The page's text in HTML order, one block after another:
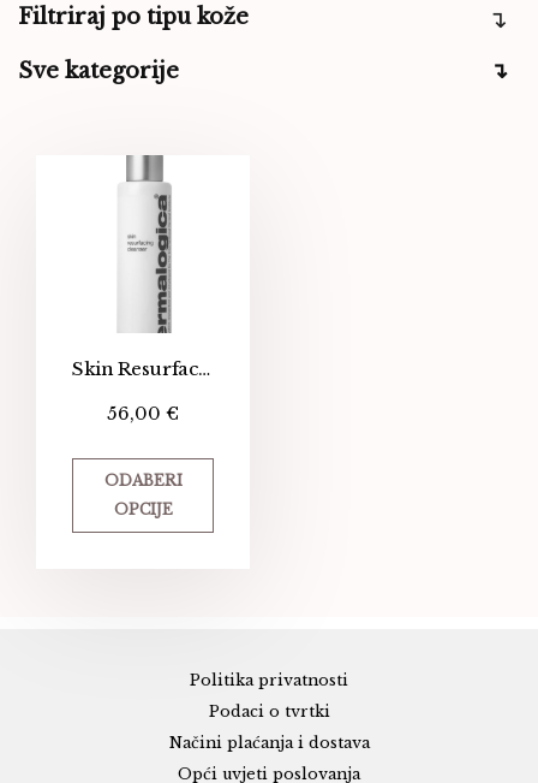
Filtriraj po tipu kože
Sve kategorije
Skin Resurfacing Lactic Acid Cleanser – Čistač i piling za zrelu kožu
56,00 €
ODABERI
OPCIJE
Politika privatnosti
Podaci o tvrtki
Načini plaćanja i dostava
Opći uvjeti poslovanja